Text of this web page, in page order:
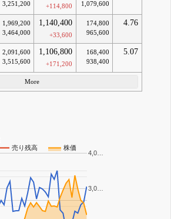
3,251,200 +114,800 1,079,600
1,969,200
3,464,000
1,140,400
+33,600
174,800
965,600
4.76
2,091,600
3,515,600
1,106,800
+171,200
168,400
938,400
5.07
More
売り残高 株価
3,0…
4,0…